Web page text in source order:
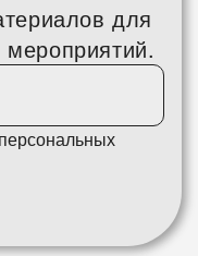
для